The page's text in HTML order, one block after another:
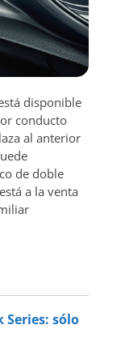
disponible
conducto
al anterior
de doble
a la venta
Series: sólo